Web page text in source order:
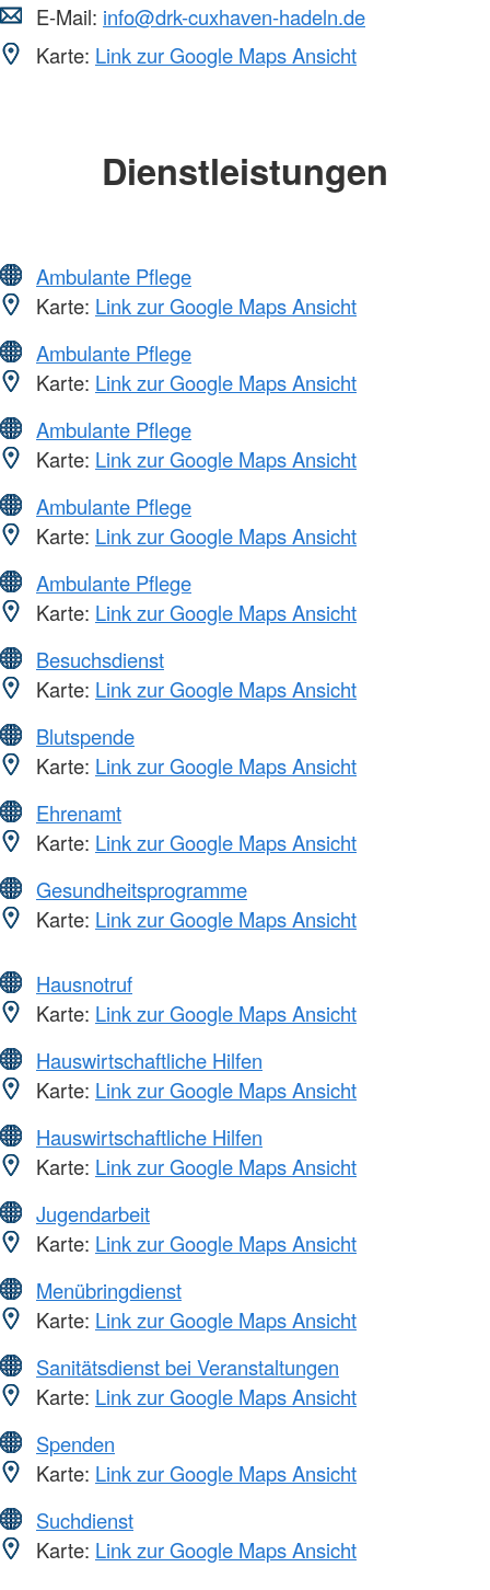
E-Mail: info@drk-cuxhaven-hadeln.de
Karte: Link zur Google Maps Ansicht
Dienstleistungen
Ambulante Pflege
Karte: Link zur Google Maps Ansicht
Ambulante Pflege
Karte: Link zur Google Maps Ansicht
Ambulante Pflege
Karte: Link zur Google Maps Ansicht
Ambulante Pflege
Karte: Link zur Google Maps Ansicht
Ambulante Pflege
Karte: Link zur Google Maps Ansicht
Besuchsdienst
Karte: Link zur Google Maps Ansicht
Blutspende
Karte: Link zur Google Maps Ansicht
Ehrenamt
Karte: Link zur Google Maps Ansicht
Gesundheitsprogramme
Karte: Link zur Google Maps Ansicht
Hausnotruf
Karte: Link zur Google Maps Ansicht
Hauswirtschaftliche Hilfen
Karte: Link zur Google Maps Ansicht
Hauswirtschaftliche Hilfen
Karte: Link zur Google Maps Ansicht
Jugendarbeit
Karte: Link zur Google Maps Ansicht
Menübringdienst
Karte: Link zur Google Maps Ansicht
Sanitätsdienst bei Veranstaltungen
Karte: Link zur Google Maps Ansicht
Spenden
Karte: Link zur Google Maps Ansicht
Suchdienst
Karte: Link zur Google Maps Ansicht